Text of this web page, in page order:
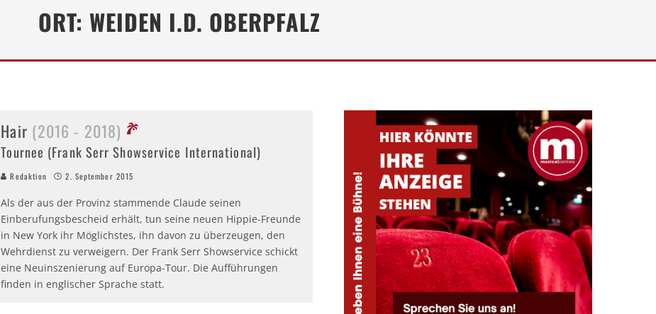
ORT: WEIDEN I.D. OBERPFALZ
Hair (2016 - 2018)
Tournee (Frank Serr Showservice International)
Redaktion 2. September 2015
Als der aus der Provinz stammende Claude seinen
Einberufungsbescheid erhält, tun seine neuen Hippie-Freunde
in New York ihr Möglichstes, ihn davon zu überzeugen, den
Wehrdienst zu verweigern. Der Frank Serr Showservice schickt
eine Neuinszenierung auf Europa-Tour. Die Aufführungen
finden in englischer Sprache statt.